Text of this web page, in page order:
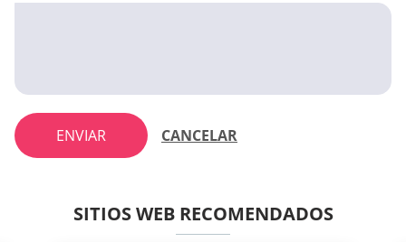
ENVIAR CANCELAR
SITIOS WEB RECOMENDADOS